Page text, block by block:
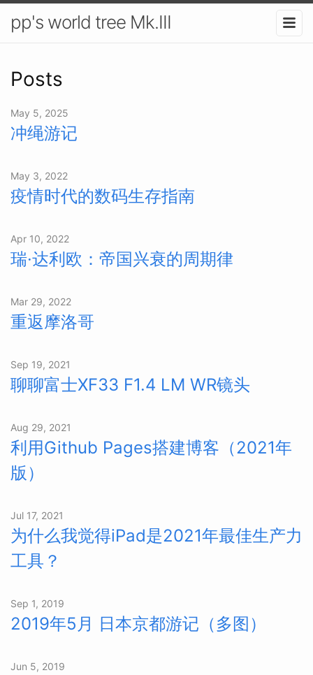
pp's world tree Mk.III
Posts
May 5, 2025
冲绳游记
May 3, 2022
疫情时代的数码生存指南
Apr 10, 2022
瑞·达利欧：帝国兴衰的周期律
Mar 29, 2022
重返摩洛哥
Sep 19, 2021
聊聊富士XF33 F1.4 LM WR镜头
Aug 29, 2021
利用Github Pages搭建博客（2021年
版）
Jul 17, 2021
为什么我觉得iPad是2021年最佳生产力
工具？
Sep 1, 2019
2019年5月 日本京都游记（多图）
Jun 5, 2019